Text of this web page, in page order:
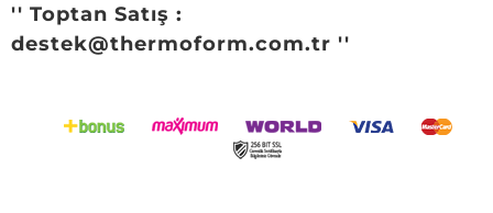
'' Toptan Satış :
destek@thermoform.com.tr ''